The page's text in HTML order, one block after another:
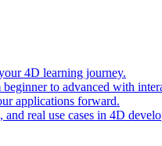
4D learning journey.
to advanced with
applications forward.
real use cases in 4D